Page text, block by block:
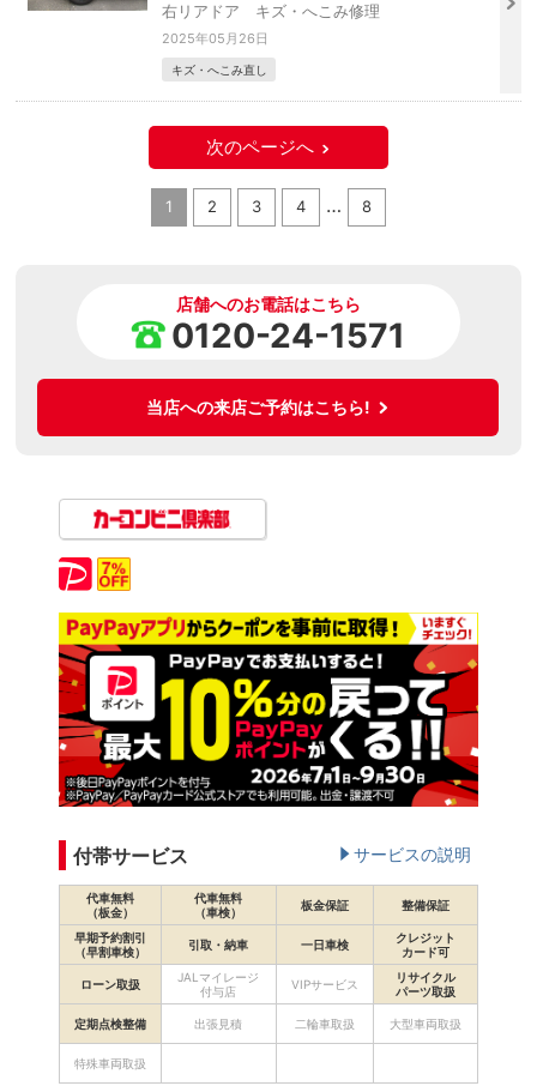
右リアドア キズ・へこみ修理
2025年05月26日
キズ・へこみ直し
次のページへ
1 2 3 4 … 8
店舗へのお電話はこちら
0120-24-1571
当店への来店ご予約はこちら!
付帯サービス サービスの説明
代車無料
（板金）
代車無料
（車検）
板金保証 整備保証
早期予約割引
（早割車検）
引取・納車 一日車検
クレジット
カード可
ローン取扱
JALマイレージ
付与店
VIPサービス
リサイクル
パーツ取扱
定期点検整備 出張見積 二輪車取扱 大型車両取扱
特殊車両取扱